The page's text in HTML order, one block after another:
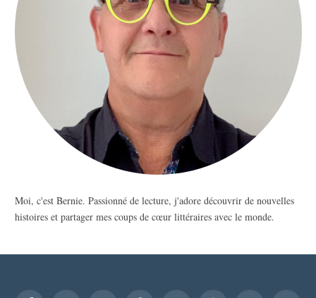
Moi, c'est Bernie. Passionné de lecture, j'adore découvrir de nouvelles
histoires et partager mes coups de cœur littéraires avec le monde.